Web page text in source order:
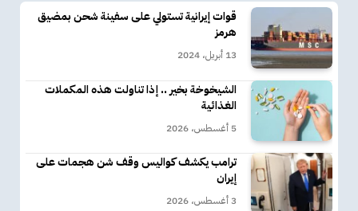
قوات إيرانية تستولي على سفينة شحن بمضيق
هرمز
13 أبريل، 2024
الشيخوخة بخير .. إذا تناولت هذه المكملات
الغذائية
5 أغسطس، 2026
ترامب يكشف كواليس وقف شن هجمات على
إيران
3 أغسطس، 2026